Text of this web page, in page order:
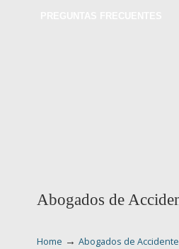
Abogados de
Home → Abogados de